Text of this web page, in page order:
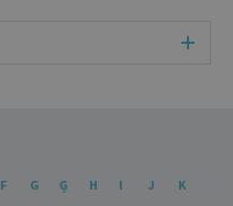
F G Ģ H I J
K